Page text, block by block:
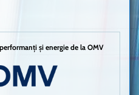
și energie de la OMV